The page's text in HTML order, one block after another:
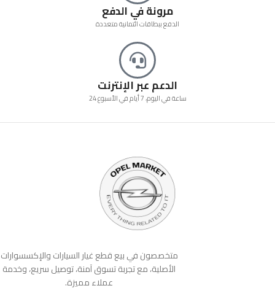
مرونة في الدفع
الدفع ببطاقات ائتمانية متعددة
الدعم عبر الإنترنت
24 ساعة في اليوم، 7 أيام في الأسبوع
متخصصون في بيع قطع غيار السيارات والإكسسوارات
الأصلية، مع تجربة تسوق آمنة، توصيل سريع، وخدمة
عملاء مميزة.